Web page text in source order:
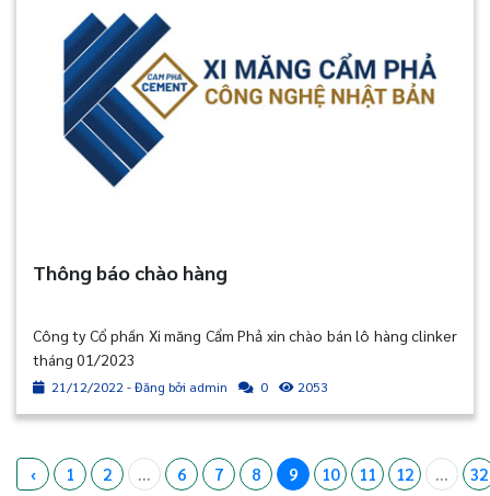
Thông báo chào hàng
Công ty Cổ phần Xi măng Cẩm Phả xin chào bán lô hàng clinker
tháng 01/2023
21/12/2022 - Đăng bởi admin 0 2053
‹ 1 2 6 7 8 9 10 11 12 32